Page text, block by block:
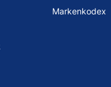
Markenkodex